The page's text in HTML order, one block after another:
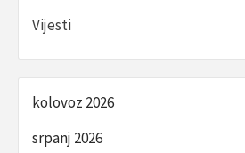
Vijesti
kolovoz 2026
srpanj 2026